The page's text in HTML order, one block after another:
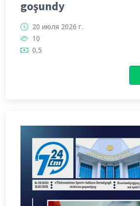
goşundy
20 июля 2026 г.
10
0,5